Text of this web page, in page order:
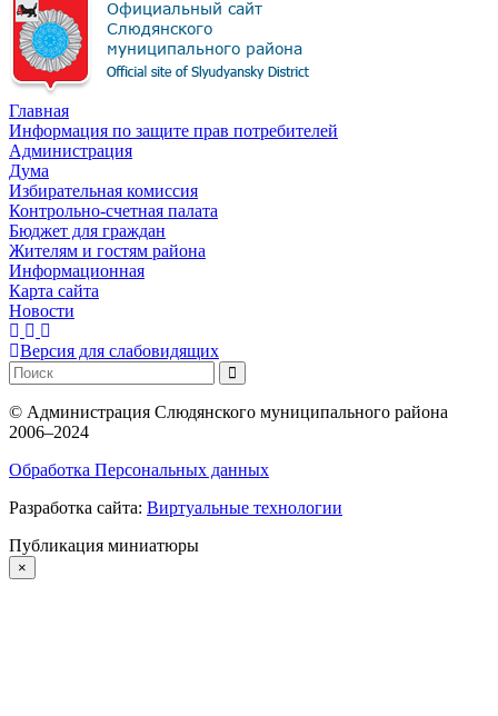
Главная
Информация по защите прав потребителей
Администрация
Дума
Избирательная комиссия
Контрольно-счетная палата
Бюджет для граждан
Жителям и гостям района
Информационная
Карта сайта
Новости
Версия для слабовидящих
© Администрация Слюдянского муниципального района
2006–2024
Обработка Персональных данных
Разработка сайта: Виртуальные технологии
Публикация миниатюры
×